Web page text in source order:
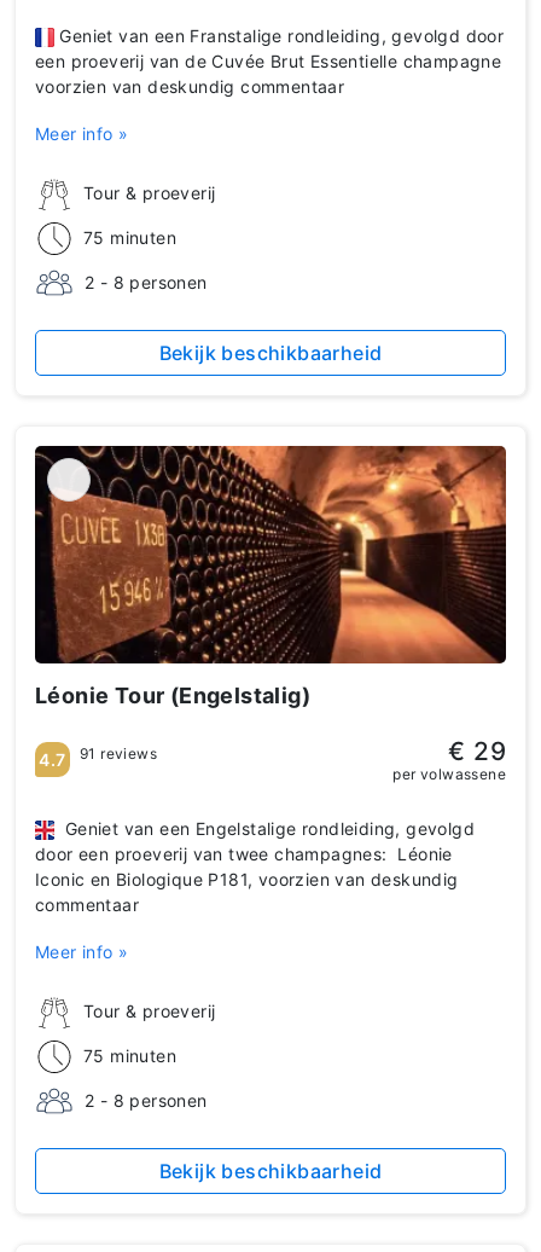
Tour & proeverij
75 minuten
2 - 8 personen
Geniet van een Franstalige rondleiding, gevolgd door
een proeverij van de Cuvée Brut Essentielle champagne
voorzien van deskundig commentaar
Meer info »
Bekijk beschikbaarheid
Léonie Tour (Engelstalig)
Tour & proeverij
75 minuten
2 - 8 personen
Geniet van een Engelstalige rondleiding, gevolgd
door een proeverij van twee champagnes: Léonie
Iconic en Biologique P181, voorzien van deskundig
commentaar
Meer info »
4.7 91 reviews € 29
per volwassene
Bekijk beschikbaarheid